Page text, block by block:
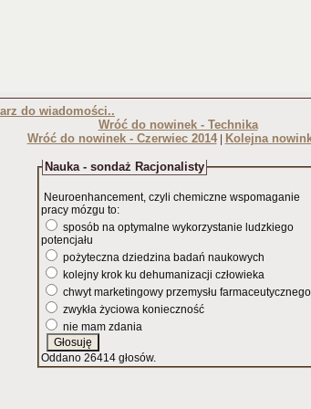
do wiadomości..
Wróć do nowinek - Technika
Wróć do nowinek - Czerwiec 2014| Kolejna
Nauka - sondaż Racjonalisty
Neuroenhancement, czyli chemiczne wspomaganie
pracy mózgu to:
sposób na optymalne wykorzystanie ludzkiego
potencjału
pożyteczna dziedzina badań naukowych
kolejny krok ku dehumanizacji człowieka
chwyt marketingowy przemysłu farmaceutycznego
zwykła życiowa konieczność
nie mam zdania
Oddano 26414 głosów.